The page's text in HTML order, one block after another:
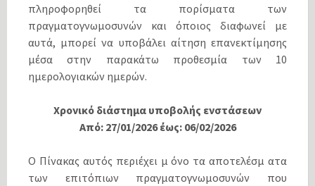
πληροφορηθεί τα πορίσµατα των
πραγµατογνωµοσυνών και όποιος διαφωνεί µε
αυτά, µπορεί να υποβάλει αίτηση επανεκτίµησης
µέσα στην παρακάτω προθεσµία των 10
ηµερολογιακών ηµερών.
Χρονικό διάστηµα υποβολής ενστάσεων
Από: 27/01/2026 έως: 06/02/2026
Ο Πίνακας αυτός περιέχει µ όνο τα αποτελέσµ ατα
των επιτόπιων πραγµατογνωµοσυνών που